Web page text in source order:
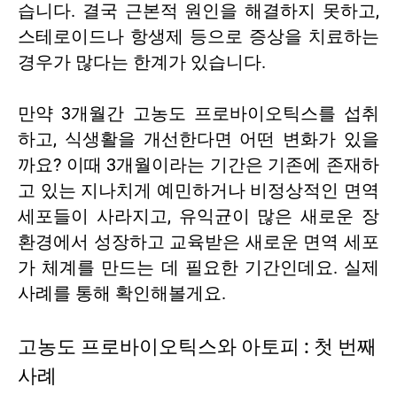
습니다. 결국 근본적 원인을 해결하지 못하고,
스테로이드나 항생제 등으로 증상을 치료하는
경우가 많다는 한계가 있습니다.
만약 3개월간 고농도 프로바이오틱스를 섭취
하고, 식생활을 개선한다면 어떤 변화가 있을
까요? 이때 3개월이라는 기간은 기존에 존재하
고 있는 지나치게 예민하거나 비정상적인 면역
세포들이 사라지고, 유익균이 많은 새로운 장
환경에서 성장하고 교육받은 새로운 면역 세포
가 체계를 만드는 데 필요한 기간인데요. 실제
사례를 통해 확인해볼게요.
고농도 프로바이오틱스와 아토피 : 첫 번째
사례